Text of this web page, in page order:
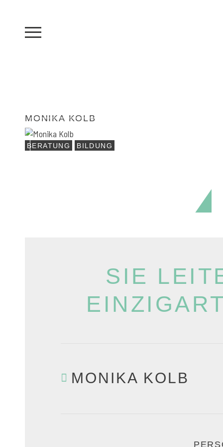
MONIKA KOLB
BERATUNG BILDUNG
GEMEINSCHAFT, DIE EINE
ERMÖGLICHT, UNSER BESTES
SIE
MONIKA KOLB